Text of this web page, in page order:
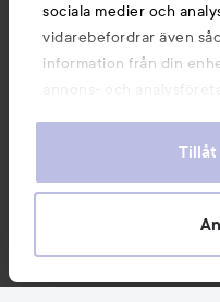
sociala medier och
vidarebefordrar även
information från din
annons- och
information som du har
våra cookies vid fortsatt
För information om hur
Tillåt